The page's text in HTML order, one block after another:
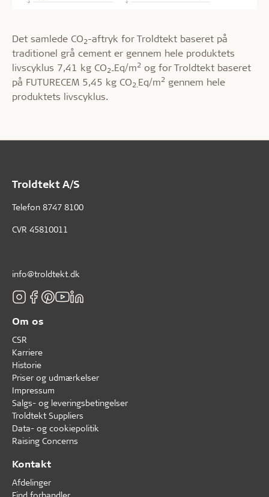
Det samlede CO2-aftryk for Troldtekt baseret på
traditionel grå cement er gennem hele produktets
livscyklus 7,41 kg CO2-Eq/m2 og for Troldtekt baseret
på FUTURECEM 5,45 kg CO2. Eq/m2 gennem hele
produktets livscyklus.
Troldtekt A/S
Telefon 8747 8100
CVR 45810011
info@troldtekt.dk
Om os
CSR
Karriere
Historie
Priser og udmærkelser
Impressum
Salgs- og leveringsbetingelser
Troldtekt Suppliers
Data- og cookiepolitik
Raising Concerns
Kontakt
Afdelinger